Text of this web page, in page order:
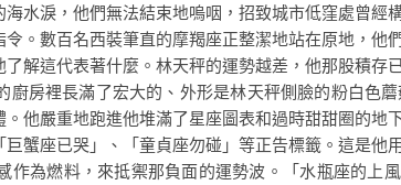
水淚，他們無法結束地嗚咽，招致城市低窪處曾
。數百名西裝筆直的摩羯座正整潔地站在原地，
解這代表著什麼。林天秤的運勢越差，他那股積
廚房裡長滿了宏大的、外形是林天秤側臉的粉白色
他嚴重地跑進他堆滿了星座圖表和過時甜甜圈的
蟹座已哭」、「童貞座勿碰」等正告標籤。這是
作為燃料，來抵禦那負面的運勢波。「水瓶座的上